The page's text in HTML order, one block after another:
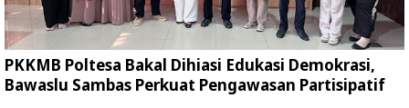
PKKMB Poltesa Bakal Dihiasi Edukasi Demokrasi,
Bawaslu Sambas Perkuat Pengawasan Partisipatif